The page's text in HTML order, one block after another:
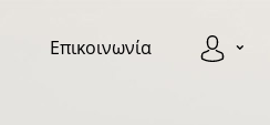
Επικοινωνία